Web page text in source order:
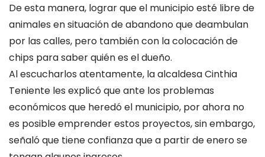
De esta manera, lograr que el municipio esté libre de
animales en situación de abandono que deambulan
por las calles, pero también con la colocación de
chips para saber quién es el dueño.
Al escucharlos atentamente, la alcaldesa Cinthia
Teniente les explicó que ante los problemas
económicos que heredó el municipio, por ahora no
es posible emprender estos proyectos, sin embargo,
señaló que tiene confianza que a partir de enero se